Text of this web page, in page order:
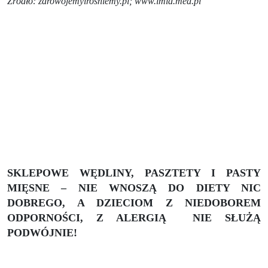
SKLEPOWE WĘDLINY, PASZTETY I PASTY
MIĘSNE – NIE WNOSZĄ DO DIETY NIC
DOBREGO, A DZIECIOM Z NIEDOBOREM
ODPORNOŚCI, Z ALERGIĄ
NIE SŁUŻĄ
PODWÓJNIE!